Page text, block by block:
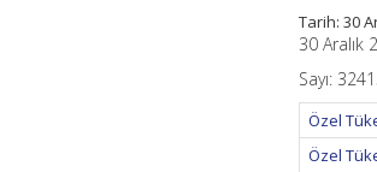
Tarih: 30
30 Aralık
Sayı:
Özel
Özel